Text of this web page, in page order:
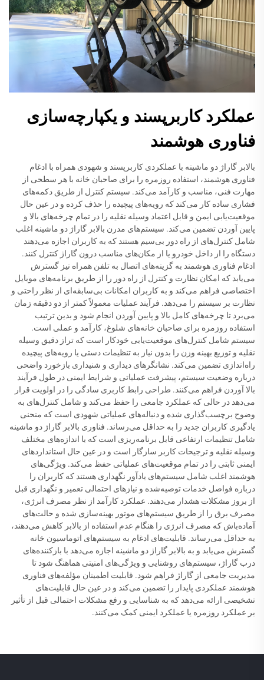
عملکرد کاربرپسند و یکپارچه‌سازی
فناوری هوشمند
بالابر گاراژ دو ماشینه با عملکردی کاربرپسند و شهودی همراه با ادغام
فناوری هوشمند، استفاده روزمره را برای صاحبان خانه با هر سطحی از
مهارت فنی، مناسب و کارآمد می‌کند. سیستم کنترل از طریق دکمه‌های
فشاری ساده کار می‌کند که رویه‌های پیچیده را حذف کرده و در عین حال
موقعیت‌یابی ایمن و قابل اعتماد وسیله نقلیه را در تمام چرخه‌های بالا و
پایین آوردن تضمین می‌کند. سیستم‌های مدرن بالابر گاراژ دو ماشینه اغلب
شامل کنترل‌های از راه دور بی‌سیم هستند که به کاربران اجازه می‌دهند
دستگاه را از داخل خودرو یا از مکان‌های مناسب درون گاراژ کنترل کنند.
ادغام فناوری هوشمند به گزینه‌های اتصال به تلفن همراه نیز گسترش
می‌یابد که امکان نظارت و کنترل از راه دور را از طریق برنامه‌های موبایل
اختصاصی فراهم می‌کند و به کاربران امکانات بی‌سابقه‌ای از نظر راحتی و
نظارت بر سیستم را می‌دهد. فرآیند عملیات معمولاً کمتر از دو دقیقه زمان
می‌برد تا چرخه‌های کامل بالا و پایین آوردن انجام شود و بدین ترتیب
استفاده روزمره برای صاحبان خانه‌های شلوغ، کارآمد و عملی است.
سیستم شامل کنترل‌های موقعیت‌یابی خودکار است که تراز دقیق وسیله
نقلیه و توزیع بهینه وزن را بدون نیاز به تنظیمات دستی یا رویه‌های پیچیده
راه‌اندازی تضمین می‌کند. نشانگرهای دیداری و شنیداری بازخورد واضحی
درباره وضعیت سیستم، پیشرفت عملیاتی و شرایط ایمنی در طول فرآیند
بالا آوردن فراهم می‌کنند. طراحی رابط کاربری سادگی را در اولویت قرار
می‌دهد در حالی که عملکرد جامعی را حفظ می‌کند و شامل کنترل‌های به
وضوح برچسب‌گذاری شده و دنباله‌های عملیاتی شهودی است که منحنی
یادگیری کاربران جدید را به حداقل می‌رساند. فناوری بالابر گاراژ دو ماشینه
شامل تنظیمات ارتفاعی قابل برنامه‌ریزی است که با اندازه‌های مختلف
وسیله نقلیه و ترجیحات کاربر سازگار است و در عین حال استانداردهای
ایمنی ثابتی را در تمام موقعیت‌های عملیاتی حفظ می‌کند. ویژگی‌های
هوشمند اغلب شامل سیستم‌های یادآور نگهداری هستند که کاربران را
درباره فواصل خدمات توصیه‌شده و نیازهای احتمالی تعمیر و نگهداری قبل
از بروز مشکلات هشدار می‌دهند. عملکرد کارآمد از نظر مصرف انرژی،
مصرف برق را از طریق سیستم‌های موتور بهینه‌سازی شده و حالت‌های
آماده‌باش که مصرف انرژی را هنگام عدم استفاده از بالابر کاهش می‌دهند،
به حداقل می‌رساند. قابلیت‌های ادغام به سیستم‌های اتوماسیون خانه
گسترش می‌یابد و به بالابر گاراژ دو ماشینه اجازه می‌دهد با بازکننده‌های
درب گاراژ، سیستم‌های روشنایی و ویژگی‌های امنیتی هماهنگ شود تا
مدیریت جامعی از گاراژ فراهم شود. قابلیت اطمینان مؤلفه‌های فناوری
هوشمند عملکردی پایدار را تضمین می‌کند و در عین حال قابلیت‌های
تشخیصی ارائه می‌دهد که به شناسایی و رفع مشکلات احتمالی قبل از تأثیر
بر عملکرد روزمره یا عملکرد ایمنی کمک می‌کنند.